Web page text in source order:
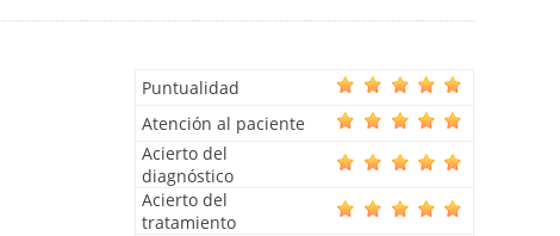
Puntualidad
Atención al paciente
Acierto del
diagnóstico
Acierto del
tratamiento